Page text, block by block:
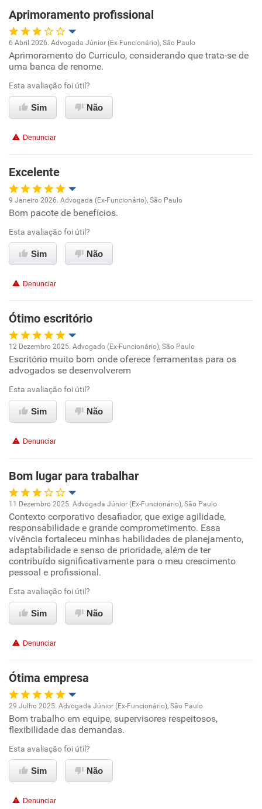
Aprimoramento profissional
Oportunidade de promoção
Ambiente de trabalho
Conciliação com a vida familiar
Não recomenda esta empresa
Não recomenda a diretoria
6 Abril 2026. Advogada Júnior (Ex-Funcionário), São Paulo
Aprimoramento do Curriculo, considerando que trata-se de
uma banca de renome.
Esta avaliação foi útil?
Sim Não
Denunciar
Excelente
Oportunidade de promoção
Ambiente de trabalho
Benefícios
Recomenda esta empresa
9 Janeiro 2026. Advogada (Ex-Funcionário), São Paulo
Bom pacote de benefícios.
Esta avaliação foi útil?
Sim Não
Denunciar
Ótimo escritório
Oportunidade de promoção
Ambiente de trabalho
Conciliação com a vida familiar
Recomenda esta empresa
Recomenda a diretoria
12 Dezembro 2025. Advogado (Ex-Funcionário), São Paulo
Escritório muito bom onde oferece ferramentas para os
advogados se desenvolverem
Esta avaliação foi útil?
Sim Não
Denunciar
Bom lugar para trabalhar
Oportunidade de promoção
Ambiente de trabalho
Conciliação com a vida familiar
Benefícios
11 Dezembro 2025. Advogada Júnior (Ex-Funcionário), São Paulo
Contexto corporativo desafiador, que exige agilidade,
responsabilidade e grande comprometimento. Essa
vivência fortaleceu minhas habilidades de planejamento,
adaptabilidade e senso de prioridade, além de ter
contribuído significativamente para o meu crescimento
pessoal e profissional.
Esta avaliação foi útil?
Sim Não
Denunciar
Ótima empresa
Oportunidade de promoção
Ambiente de trabalho
Conciliação com a vida familiar
29 Julho 2025. Advogada Júnior (Ex-Funcionário), São Paulo
Bom trabalho em equipe, supervisores respeitosos,
flexibilidade das demandas.
Esta avaliação foi útil?
Sim Não
Denunciar